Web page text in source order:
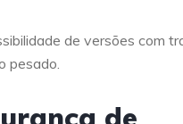
de versões com
pesado.